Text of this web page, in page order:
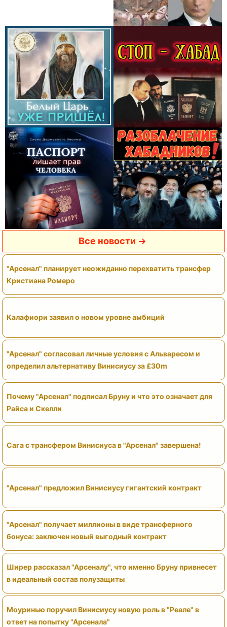
Все новости
"Арсенал" планирует неожиданно перехватить трансфер
Кристиана Ромеро
Калафиори заявил о новом уровне амбиций
"Арсенал" согласовал личные условия с Альваресом и
определил альтернативу Винисиусу за £30m
Почему "Арсенал" подписал Бруну и что это означает для
Райса и Скелли
Сага с трансфером Винисиуса в "Арсенал" завершена!
"Арсенал" предложил Винисиусу гигантский контракт
"Арсенал" получает миллионы в виде трансферного
бонуса: заключен новый выгодный контракт
Ширер рассказал "Арсеналу", что именно Бруну привнесет
в идеальный состав полузащиты
Моуринью поручил Винисиусу новую роль в "Реале" в
ответ на попытку "Арсенала"